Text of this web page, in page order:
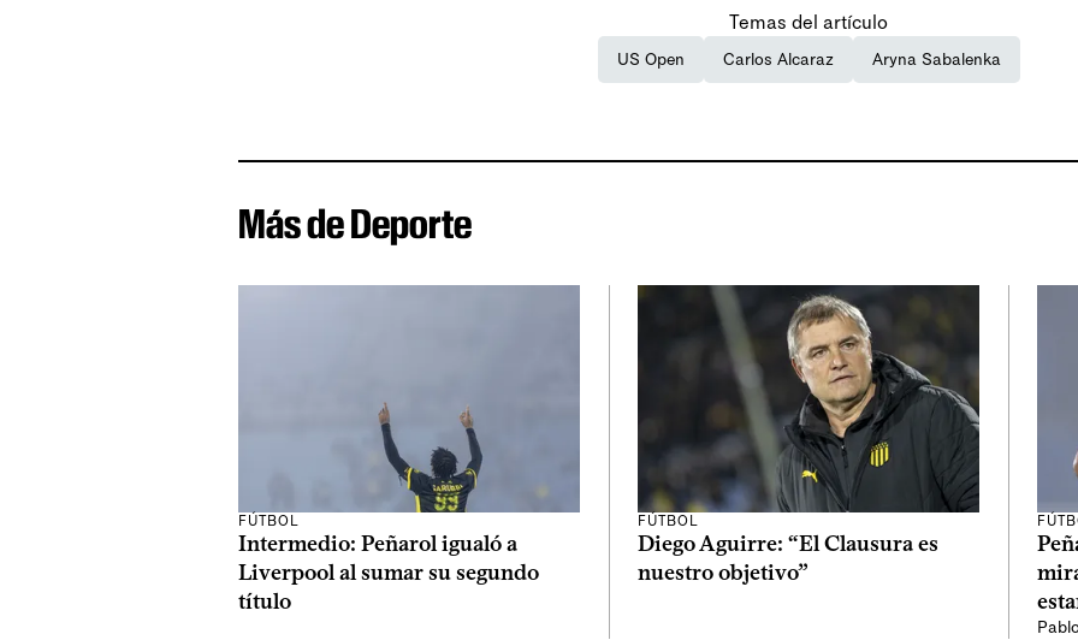
Temas del artículo
US Open Carlos Alcaraz Aryna Sabalenka
Más de Deporte
FÚTBOL
Intermedio: Peñarol igualó a
Liverpool al sumar su segundo
título
FÚTBOL
Diego Aguirre: “El Clausura es
nuestro objetivo”